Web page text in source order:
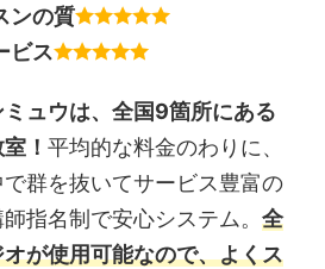
ンの質
ビス
ュウは、全国9箇所にある
！ 平均的な料金のわりに、
群を抜いてサービス豊富の
指名制で安心システム。 全
が使用可能なので、よくス